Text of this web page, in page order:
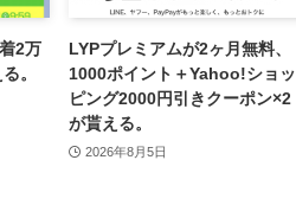
2万
。
LYPプレミアムが2ヶ月無料、
1000ポイント＋Yahoo!ショッ
ピング2000円引きクーポン×2
が貰える。
2026年8月5日